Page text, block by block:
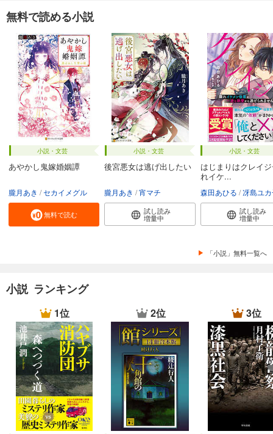
無料で読める小説
小説・文芸
あやかし鬼嫁婚姻譚
朧月あき セカイメグル
無料で読む
小説・文芸
後宮悪女は逃げ出したい
朧月あき 宵マチ
試し読み
増量中
小説・文芸
はじまりはクレイ
れイケ...
森田あひる 冴島ユ
試し読み
増量中
「小説」無料一覧へ
小説 ランキング
1位 2位 3位